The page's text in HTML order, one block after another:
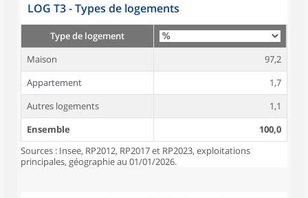
LOG T3 - Types de logements
Type de logement
Maison
97,2
Appartement
1,7
Autres logements
1,1
Ensemble
100,0
Sources : Insee, RP2012, RP2017 et RP2023, exploitations
principales, géographie au 01/01/2026.